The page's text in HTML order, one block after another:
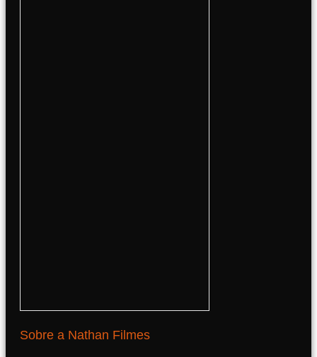
Sobre a Nathan Filmes